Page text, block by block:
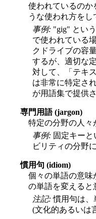
使われているのか
うな使われ方をし
事例: "gig" とい
で使われている
クドライブの容
するが、適切な
対して、「テキ
は非常に特定さ
が用語集で提供
専門用語 (jargon)
特定の分野の人々
事例: 固定キー
ビリティの分野
慣用句 (idiom)
個々の単語の意味
の単語を変えると
注記:慣用句は、
(文化的あるいは